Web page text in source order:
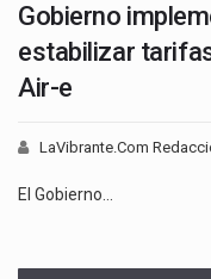
Gobierno
estabilizar
Air-e
LaVibrante.Com
El Gobierno…